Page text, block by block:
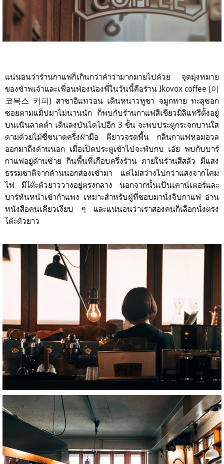
แน่นอนว่าร้านกาแฟก็เกินกว่าคำว่ามากมายไปด้วย จุดมุ่งหมาย
ของข้าพเจ้าและเพื่อนพ้องน้องพี่ในวันนี้คือร้าน Ikovox coffee (이
코복스 커피) สาขาอิแทวอน เดินหนาวหูชา จมูกหาย ทะลุซอก
ซอยตามแม็ปมาไม่นานนัก ก็พบกับร้านกาแฟสีเขียวมิลิแทรีตั้งอยู่
บนเนินลาดต่ำ เดินลงบันไดไปอีก 3 ขั้น จะพบประตูกระจกบานใส
ดามด้วยไม้ซี่ขนาดครึ่งฝ่ามือ ตียาวจรดพื้น กลิ่นกาแฟหอมอวล
ออกมาถึงด้านนอก เมื่อเปิดประตูเข้าไปจะพับกบ เอ้ย พบกับบาร์
กาแฟอยู่ด้านซ้าย กินพื้นที่เกือบครึ่งร้าน ภายในร้านสีสลัว มีแสง
ธรรมชาติจากด้านนอกส่องเข้ามา แต่ไม่สว่างไปกว่าแสงจากโคม
ไฟ มีโต๊ะตัวยาววางอยู่ตรงกลาง นอกจากนั้นเป็นเคาน์เตอร์และ
บาร์หันหน้าเข้ากำแพง เหมาะสำหรับผู้ที่ชอบมานั่งจิบกาแฟ อ่าน
หนังสือคนเดียวเงียบ ๆ และแน่นอนว่าเราสองคนก็เลือกนั่งตรง
โต๊ะตัวยาว